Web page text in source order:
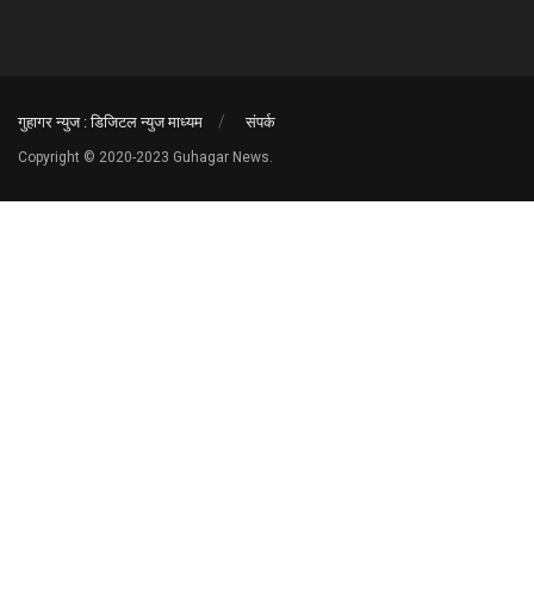
गुहागर न्युज : डिजिटल न्युज माध्यम संपर्क
Copyright © 2020-2023 Guhagar News.